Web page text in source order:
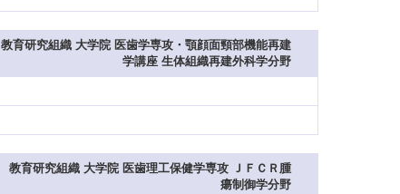
教育研究組織 大学院 医歯学専攻・顎顔面頸部機能再建
学講座 生体組織再建外科学分野
教育研究組織 大学院 医歯理工保健学専攻 ＪＦＣＲ腫
瘍制御学分野